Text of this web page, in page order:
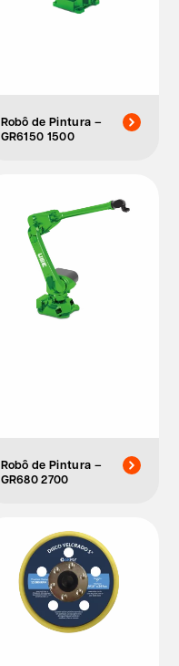
Robô de Pintura –
GR6150 1500
Robô de Pintura –
GR680 2700